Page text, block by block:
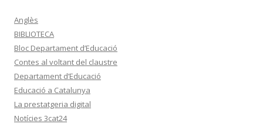
Anglès
BIBLIOTECA
Bloc Departament d’Educació
Contes al voltant del claustre
Departament d’Educació
Educació a Catalunya
La prestatgeria digital
Notícies 3cat24